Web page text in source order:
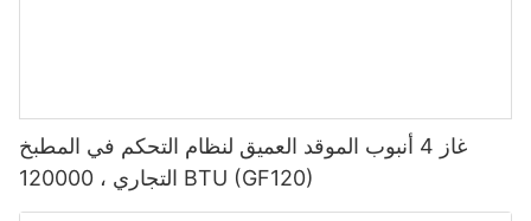
غاز 4 أنبوب الموقد العميق لنظام التحكم في المطبخ
التجاري ، 120000 BTU (GF120)